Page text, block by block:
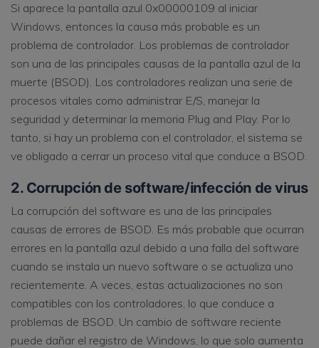
Si aparece la pantalla azul 0x00000109 al iniciar
Windows, entonces la causa más probable es un
problema de controlador. Los problemas de controlador
son una de las principales causas de la pantalla azul de la
muerte (BSOD). Los controladores realizan una serie de
procesos vitales como administrar E/S, manejar la
seguridad y determinar la memoria Plug and Play. Por lo
tanto, si hay un problema con el controlador, el sistema se
ve obligado a cerrar un proceso vital que conduce a BSOD.
2. Corrupción de software/infección de virus
La corrupción del software es una de las principales
causas de errores de BSOD. Es más probable que ocurran
errores en la pantalla azul debido a una falla del software
cuando se instala un nuevo software o se actualiza uno
recientemente. A veces, estas actualizaciones no son
compatibles con los controladores, lo que conduce a
problemas de BSOD. Un cambio de software reciente
puede dañar el registro de Windows, lo que solo aumenta